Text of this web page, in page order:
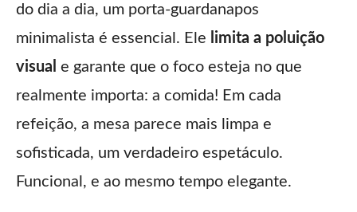
do dia a dia, um porta-guardanapos
minimalista é essencial. Ele limita a poluição
visual e garante que o foco esteja no que
realmente importa: a comida! Em cada
refeição, a mesa parece mais limpa e
sofisticada, um verdadeiro espetáculo.
Funcional, e ao mesmo tempo elegante.